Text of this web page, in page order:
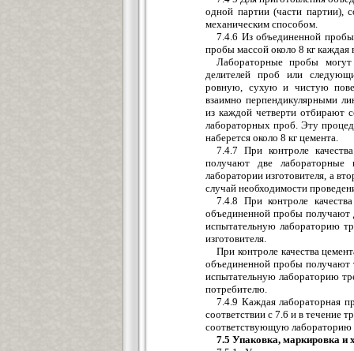
одной партии (части партии),
механическим способом.
7.4.6 Из объединенной
пробы массой около 8 кг каждая
Лабораторные пробы
делителей проб или
ровную, сухую и чистую
взаимно перпендикулярными
из каждой четверти отбирают
лабораторных проб. Эту
наберется около 8 кг цемента.
7.4.7 При контроле
получают две лабораторные
лаборатории изготовителя, а
случай необходимости
7.4.8 При контроле
объединенной пробы получают
испытательную лабораторию
изготовителя.
При контроле качества
объединенной пробы
испытательную лабораторию
потребителю.
7.4.9 Каждая лабораторная
соответствии с 7.6 и в течение
соответствующую лабораторию
7.5 Упаковка, маркировка и